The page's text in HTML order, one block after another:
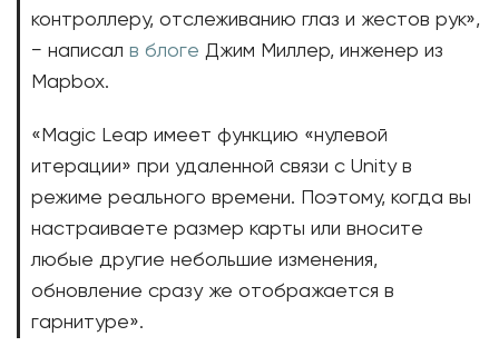
контроллеру, отслеживанию глаз и жестов рук»,
− написал в блоге Джим Миллер, инженер из
Mapbox.
«Magic Leap имеет функцию «нулевой
итерации» при удаленной связи с Unity в
режиме реального времени. Поэтому, когда вы
настраиваете размер карты или вносите
любые другие небольшие изменения,
обновление сразу же отображается в
гарнитуре».